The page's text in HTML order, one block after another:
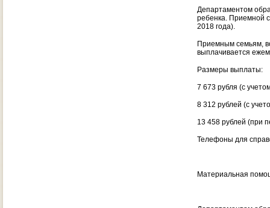
Департаментом
ребенка. Приемной
2018 года).
Приемным семьям,
выплачивается
Размеры выплаты:
7 673 рубля (с
8 312 рублей (с
13 458 рублей (при
Телефоны для
Материальная